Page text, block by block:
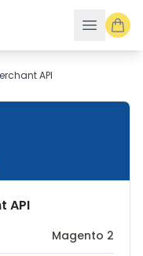
API
API
Magento 2